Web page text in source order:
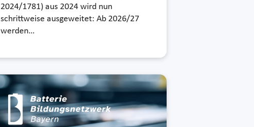
2024/1781) aus 2024 wird nun
schrittweise ausgeweitet: Ab 2026/27
werden…